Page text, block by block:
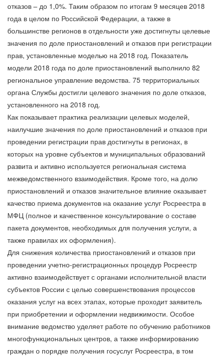
отказов – до 1,0%. Таким образом по итогам 9 месяцев 2018
года в целом по Российской Федерации, а также в
большинстве регионов в отдельности уже достигнуты целевые
значения по доле приостановлений и отказов при регистрации
прав, установленные моделью на 2018 год. Показатель
модели 2018 года по доле приостановлений выполнило 82
региональное управление ведомства. 75 территориальных
органа Службы достигли целевого значения по доле отказов,
установленного на 2018 год.
Как показывает практика реализации целевых моделей,
наилучшие значения по доле приостановлений и отказов при
проведении регистрации прав достигнуты в регионах, в
которых на уровне субъектов и муниципальных образований
развита и активно используется региональная система
межведомственного взаимодействия. Кроме того, на долю
приостановлений и отказов значительное влияние оказывает
качество приема документов на оказание услуг Росреестра в
МФЦ (полное и качественное консультирование о составе
пакета документов, необходимых для получения услуги, а
также правилах их оформления).
Для снижения количества приостановлений и отказов при
проведении учетно-регистрационных процедур Росреестр
активно взаимодействует с органами исполнительной власти
субъектов России с целью совершенствования процессов
оказания услуг на всех этапах, которые проходит заявитель
при приобретении и оформлении недвижимости. Особое
внимание ведомство уделяет работе по обучению работников
многофункциональных центров, а также информированию
граждан о порядке получения госуслуг Росреестра, в том